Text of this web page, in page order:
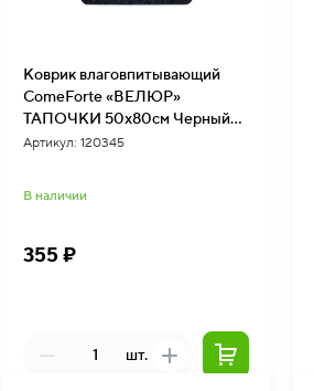
Коврик влаговпитывающий
ComeForte «ВЕЛЮР»
ТАПОЧКИ 50х80см Черный
10шт/уп TCLR/W-203
Артикул: 120345
В наличии
355 ₽
шт.